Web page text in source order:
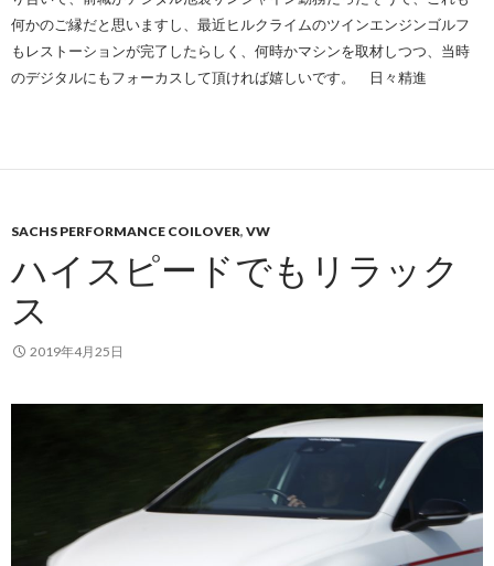
何かのご縁だと思いますし、最近ヒルクライムのツインエンジンゴルフ
もレストーションが完了したらしく、何時かマシンを取材しつつ、当時
のデジタルにもフォーカスして頂ければ嬉しいです。 日々精進
SACHS PERFORMANCE COILOVER, VW
ハイスピードでもリラック
ス
2019年4月25日